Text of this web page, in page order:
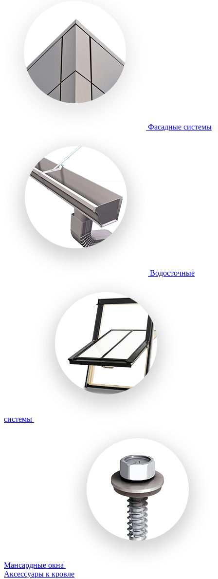
Фасадные системы
Водосточные
системы
Мансардные окна
Аксессуары к кровле